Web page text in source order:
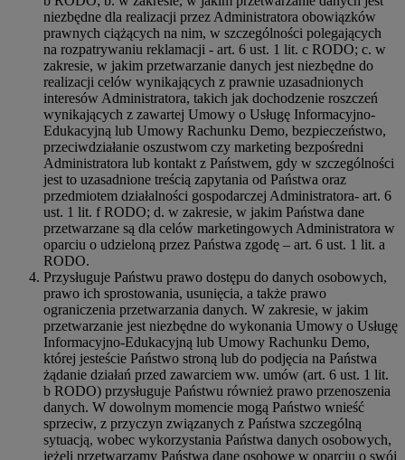
niezbędne dla realizacji przez Administratora obowiązków
prawnych ciążących na nim, w szczególności polegających
na rozpatrywaniu reklamacji - art. 6 ust. 1 lit. c RODO; c. w
zakresie, w jakim przetwarzanie danych jest niezbędne do
realizacji celów wynikających z prawnie uzasadnionych
interesów Administratora, takich jak dochodzenie roszczeń
wynikających z zawartej Umowy o Usługę Informacyjno-
Edukacyjną lub Umowy Rachunku Demo, bezpieczeństwo,
przeciwdziałanie oszustwom czy marketing bezpośredni
Administratora lub kontakt z Państwem, gdy w szczególności
jest to uzasadnione treścią zapytania od Państwa oraz
przedmiotem działalności gospodarczej Administratora- art. 6
ust. 1 lit. f RODO; d. w zakresie, w jakim Państwa dane
przetwarzane są dla celów marketingowych Administratora w
oparciu o udzieloną przez Państwa zgodę – art. 6 ust. 1 lit. a
RODO.
Przysługuje Państwu prawo dostępu do danych osobowych,
prawo ich sprostowania, usunięcia, a także prawo
ograniczenia przetwarzania danych. W zakresie, w jakim
przetwarzanie jest niezbędne do wykonania Umowy o Usługę
Informacyjno-Edukacyjną lub Umowy Rachunku Demo,
której jesteście Państwo stroną lub do podjęcia na Państwa
żądanie działań przed zawarciem ww. umów (art. 6 ust. 1 lit.
b RODO) przysługuje Państwu również prawo przenoszenia
danych. W dowolnym momencie mogą Państwo wnieść
sprzeciw, z przyczyn związanych z Państwa szczególną
sytuacją, wobec wykorzystania Państwa danych osobowych,
jeżeli przetwarzamy Państwa dane osobowe w oparciu o swój